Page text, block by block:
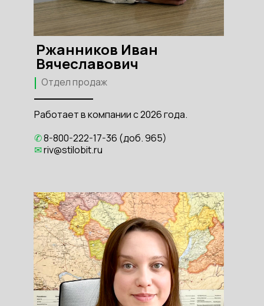
Работает в компании с 2026 года.
✆8-800-222-17-36 (доб. 965)
✉riv@stilobit.ru
Отдел продаж
Ржанников Иван
Вячеславович